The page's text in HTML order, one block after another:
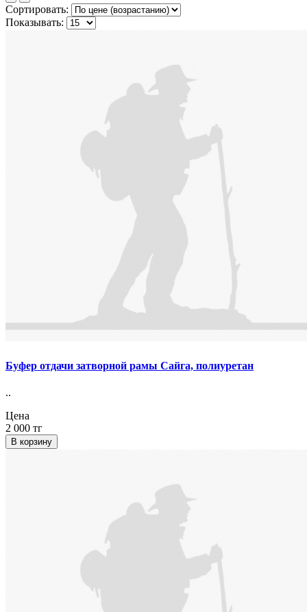
Сортировать:
Показывать:
Буфер отдачи затворной рамы Сайга, полиуретан
..
Цена
2 000 тг
В корзину